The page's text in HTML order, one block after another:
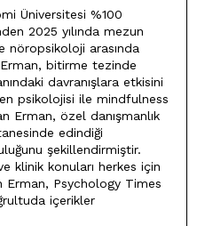
Üniversitesi %100
2025 yılında mezun
nöropsikoloji arasında
bitirme tezinde
davranışlara etkisini
psikolojisi ile mindfulness
Erman, özel danışmanlık
edindiği
şekillendirmiştir.
klinik konuları herkes için
Erman, Psychology Times
içerikler